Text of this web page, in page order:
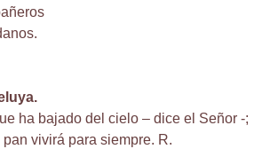
ha bajado del cielo – dice el Señor -;
vivirá para siempre. R.